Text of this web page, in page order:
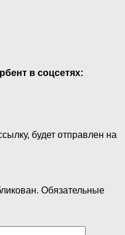
в соцсетях:
будет отправлен на
Обязательные